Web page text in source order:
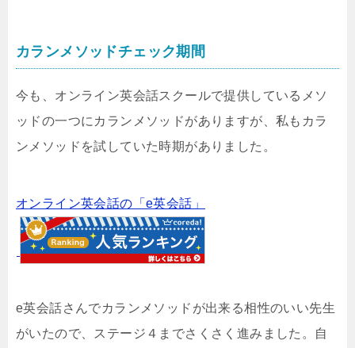
カランメソッドチェック期間
今も、オンライン英会話スクールで提供しているメソ
ッドの一つにカランメソッドがありますが、私もカラ
ンメソッドを試していた時期がありました。
オンライン英会話の「e英会話」
e英会話さんでカランメソッドが出来る相性のいい先生
がいたので、ステージ４までさくさく進みました。自